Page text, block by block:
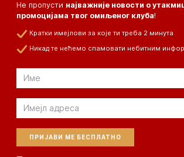
Не пропусти најважније новости о
промоцијама твог омиљеног клуба!
Кратки имејлови за које ти треба 2 минута
Никад те нећемо спамовати небитним
Email
Email